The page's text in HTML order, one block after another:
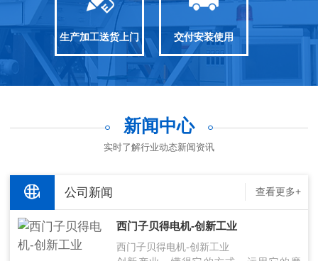
生产加工送货上门 交付安装使用
新闻中心
实时了解行业动态新闻资讯
公司新闻 查看更多+
西门子贝得电机-创新工业
西门子贝得电机-创新工业